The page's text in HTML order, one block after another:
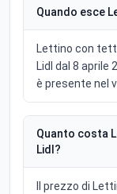
Quando esce
Lettino con
Lidl dal 8 aprile
è presente nel
Quanto costa
Lidl?
Il prezzo di